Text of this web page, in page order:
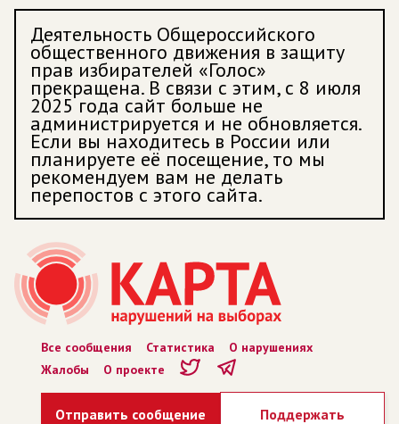
Деятельность Общероссийского
общественного движения в защиту
прав избирателей «Голос»
прекращена. В связи с этим, с 8 июля
2025 года сайт больше не
администрируется и не обновляется.
Если вы находитесь в России или
планируете её посещение, то мы
рекомендуем вам не делать
перепостов с этого сайта.
Все сообщения Статистика
О нарушениях
Жалобы
О проекте
Отправить сообщение Поддержать